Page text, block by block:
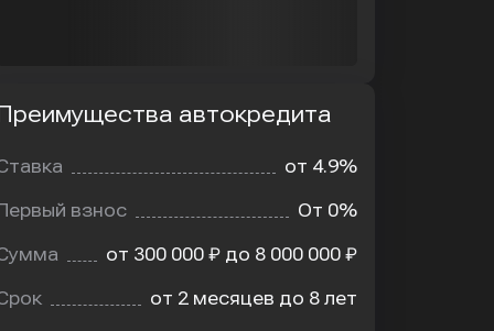
автокредита
от 4.9%
взнос От 0%
от 300 000 ₽ до 8 000 000 ₽
от 2 месяцев до 8 лет